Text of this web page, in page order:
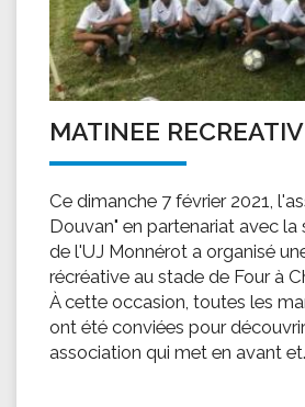
MATINEE
Ce dimanche 7 février 2021,
Douvan" en partenariat avec la
de l'UJ Monnérot a organisé
récréative au stade de Four à
À cette occasion, toutes les
ont été conviées pour
association qui met en avant